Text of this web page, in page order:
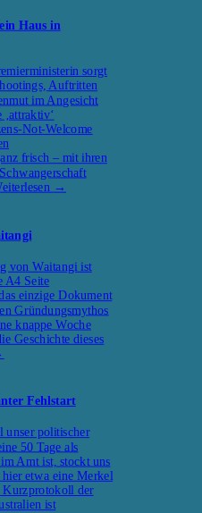
Haus in
sorgt
Auftritten
im Angesicht
Not-Welcome
frisch – mit ihren
→
von Waitangi ist
A4 Seite
einzige Dokument
Gründungsmythos
knappe Woche
Geschichte dieses
Fehlstart
politischer
50 Tage als
Amt ist, stockt uns
etwa eine Merkel
Kurzprotokoll der
ist